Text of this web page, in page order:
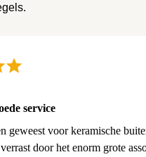
service
geweest voor keramische
door het enorm grote